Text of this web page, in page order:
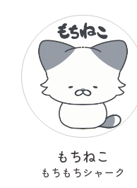
もちねこ
もちもちシャーク